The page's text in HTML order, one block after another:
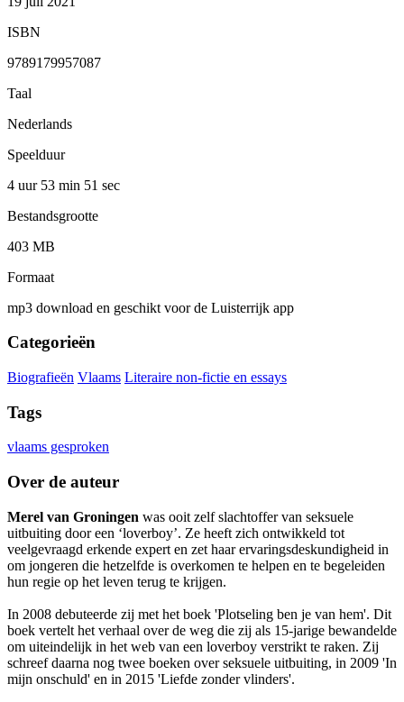
ISBN
9789179957087
Taal
Nederlands
Speelduur
4 uur 53 min 51 sec
Bestandsgrootte
403 MB
Formaat
mp3 download en geschikt voor de Luisterrijk app
Categorieën
Biografieën Vlaams Literaire non-fictie en essays
Tags
vlaams gesproken
Over de auteur
Merel van Groningen was ooit zelf slachtoffer van seksuele
uitbuiting door een ‘loverboy’. Ze heeft zich ontwikkeld tot
veelgevraagd erkende expert en zet haar ervaringsdeskundigheid in
om jongeren die hetzelfde is overkomen te helpen en te begeleiden
hun regie op het leven terug te krijgen.
In 2008 debuteerde zij met het boek 'Plotseling ben je van hem'. Dit
boek vertelt het verhaal over de weg die zij als 15-jarige bewandelde
om uiteindelijk in het web van een loverboy verstrikt te raken. Zij
schreef daarna nog twee boeken over seksuele uitbuiting, in 2009 'In
mijn onschuld' en in 2015 'Liefde zonder vlinders'.